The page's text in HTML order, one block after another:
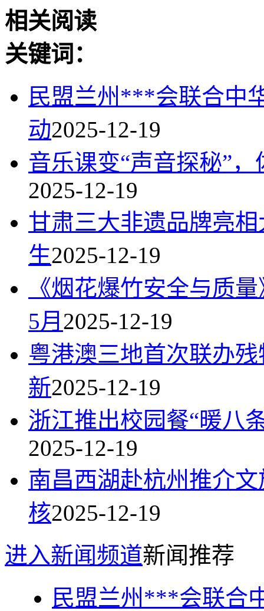
相关阅读
关键词：
民盟兰州***会联合中
动2025-12-19
音乐课变“声音探秘”
2025-12-19
甘肃三大非遗品牌亮
生2025-12-19
《烟花爆竹安全与质
5月 2025-12-19
粤港澳三地首次联办
新2025-12-19
浙江推出校园餐“暖八
2025-12-19
南昌西湖赴杭州推介
核2025-12-19
进入新闻频道新闻推荐
民盟兰州***会联合